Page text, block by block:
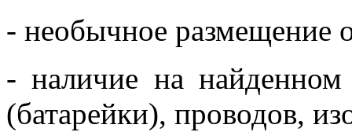
- необычное размещение
- наличие на найденном
(батарейки), проводов,